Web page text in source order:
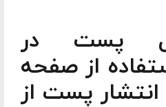
پست در
از صفحه
پست از